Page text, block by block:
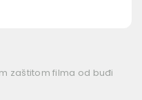
zaštitom filma od buđi